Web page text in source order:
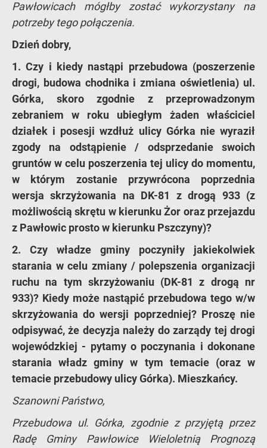
Pawłowicach mógłby zostać wykorzystany na
potrzeby tego połączenia.
Dzień dobry,
1. Czy i kiedy nastąpi przebudowa (poszerzenie
drogi, budowa chodnika i zmiana oświetlenia) ul.
Górka, skoro zgodnie z przeprowadzonym
zebraniem w roku ubiegłym żaden właściciel
działek i posesji wzdłuż ulicy Górka nie wyraził
zgody na odstąpienie / odsprzedanie swoich
gruntów w celu poszerzenia tej ulicy do momentu,
w którym zostanie przywrócona poprzednia
wersja skrzyżowania na DK-81 z drogą 933 (z
możliwością skrętu w kierunku Żor oraz przejazdu
z Pawłowic prosto w kierunku Pszczyny)?
2. Czy władze gminy poczyniły jakiekolwiek
starania w celu zmiany / polepszenia organizacji
ruchu na tym skrzyżowaniu (DK-81 z drogą nr
933)? Kiedy może nastąpić przebudowa tego w/w
skrzyżowania do wersji poprzedniej? Proszę nie
odpisywać, że decyzja należy do zarządy tej drogi
wojewódzkiej - pytamy o poczynania i dokonane
starania władz gminy w tym temacie (oraz w
temacie przebudowy ulicy Górka). Mieszkańcy.
Szanowni Państwo,
Przebudowa ul. Górka, zgodnie z przyjętą przez
Radę Gminy Pawłowice Wieloletnią Prognozą